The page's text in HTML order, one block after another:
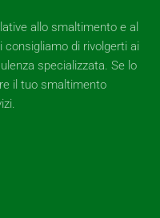
allo smaltimento e al
consigliamo di rivolgerti ai
specializzata. Se lo
il tuo smaltimento